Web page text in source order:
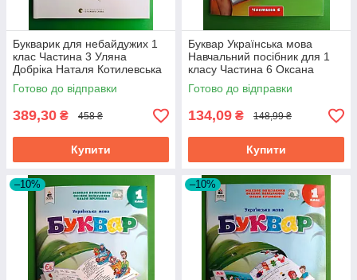
Букварик для небайдужих 1
клас Частина 3 Уляна
Добріка Наталя Котилевська
Видавництво Старого Лева
Готово до відправки
389,30 ₴ 458 ₴
Купити
Буквар Українська мова
Навчальний посібник для 1
класу Частина 6 Оксана
Вашуленко Освіта
Готово до відправки
134,09 ₴ 148,99 ₴
Купити
–10% –10%